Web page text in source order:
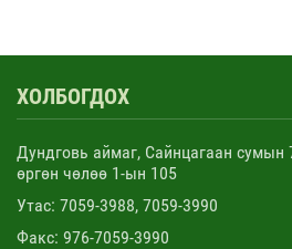
ХОЛБОГДОХ
Дундговь аймаг, Сайнцагаан сумын
өргөн чөлөө 1-ын 105
Утас: 7059-3988, 7059-3990
Факс: 976-7059-3990